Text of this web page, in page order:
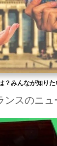
？みんなが知り
ンスのニュ